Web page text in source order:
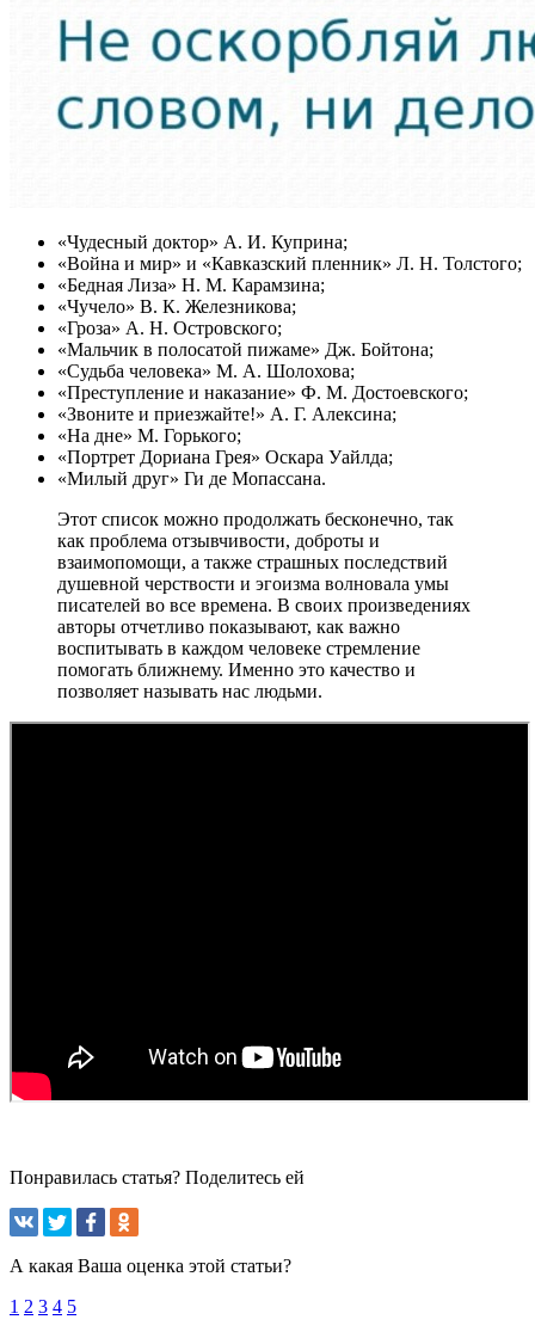
«Чудесный доктор» А. И. Куприна;
«Война и мир» и «Кавказский пленник» Л. Н. Толстого;
«Бедная Лиза» Н. М. Карамзина;
«Чучело» В. К. Железникова;
«Гроза» А. Н. Островского;
«Мальчик в полосатой пижаме» Дж. Бойтона;
«Судьба человека» М. А. Шолохова;
«Преступление и наказание» Ф. М. Достоевского;
«Звоните и приезжайте!» А. Г. Алексина;
«На дне» М. Горького;
«Портрет Дориана Грея» Оскара Уайлда;
«Милый друг» Ги де Мопассана.
Этот список можно продолжать бесконечно, так
как проблема отзывчивости, доброты и
взаимопомощи, а также страшных последствий
душевной черствости и эгоизма волновала умы
писателей во все времена. В своих произведениях
авторы отчетливо показывают, как важно
воспитывать в каждом человеке стремление
помогать ближнему. Именно это качество и
позволяет называть нас людьми.
Понравилась статья? Поделитесь ей
А какая Ваша оценка этой статьи?
1 2 3 4 5